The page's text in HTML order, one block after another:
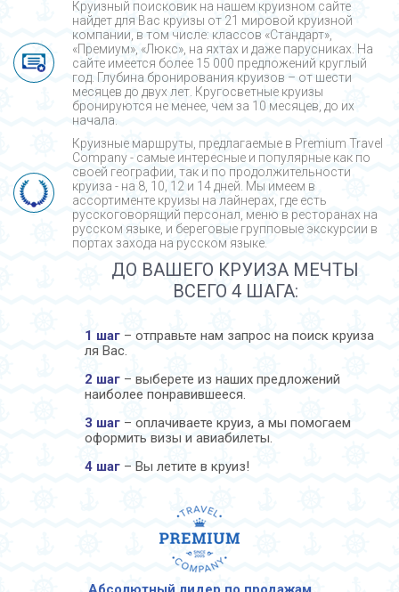
Круизный поисковик на нашем круизном сайте
найдет для Вас круизы от 21 мировой круизной
компании, в том числе: классов «Стандарт»,
«Премиум», «Люкс», на яхтах и даже парусниках. На
сайте имеется более 15 000 предложений круглый
год. Глубина бронирования круизов – от шести
месяцев до двух лет. Кругосветные круизы
бронируются не менее, чем за 10 месяцев, до их
начала.
Круизные маршруты, предлагаемые в Premium Travel
Company - cамые интересные и популярные как по
своей географии, так и по продолжительности
круиза - на 8, 10, 12 и 14 дней. Мы имеем в
ассортименте круизы на лайнерах, где есть
русскоговорящий персонал, меню в ресторанах на
русском языке, и береговые групповые экскурсии в
портах захода на русском языке.
ДО ВАШЕГО КРУИЗА МЕЧТЫ
ВСЕГО 4 ШАГА:
1 шаг – отправьте нам запрос на поиск круиза
ля Вас.
2 шаг – выберете из наших предложений
наиболее понравившееся.
3 шаг – оплачиваете круиз, а мы помогаем
оформить визы и авиабилеты.
4 шаг – Вы летите в круиз!